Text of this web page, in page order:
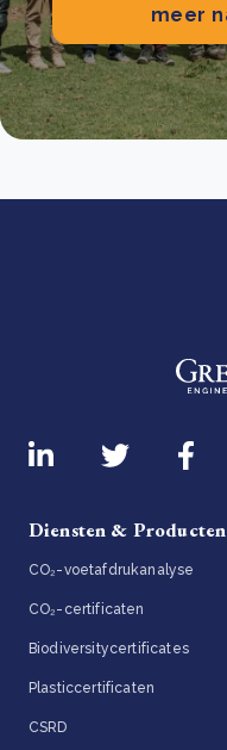
meer
Diensten & Producten
CO₂-voetafdrukanalyse
CO₂-certificaten
Biodiversitycertificates
Plasticcertificaten
CSRD